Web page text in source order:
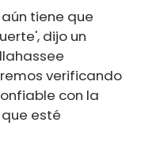
tiene que
dijo un
verificando
con la
esté